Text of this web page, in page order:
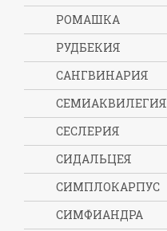
РОМАШКА
РУДБЕКИЯ
САНГВИНАРИЯ
СЕМИАКВИЛЕГИЯ
СЕСЛЕРИЯ
СИДАЛЬЦЕЯ
СИМПЛОКАРПУС
СИМФИАНДРА